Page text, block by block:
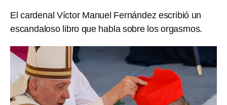
El cardenal Víctor Manuel Fernández escribió un
escandaloso libro que habla sobre los orgasmos.